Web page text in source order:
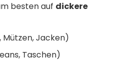
besten auf dickere
Mützen, Jacken)
Taschen)